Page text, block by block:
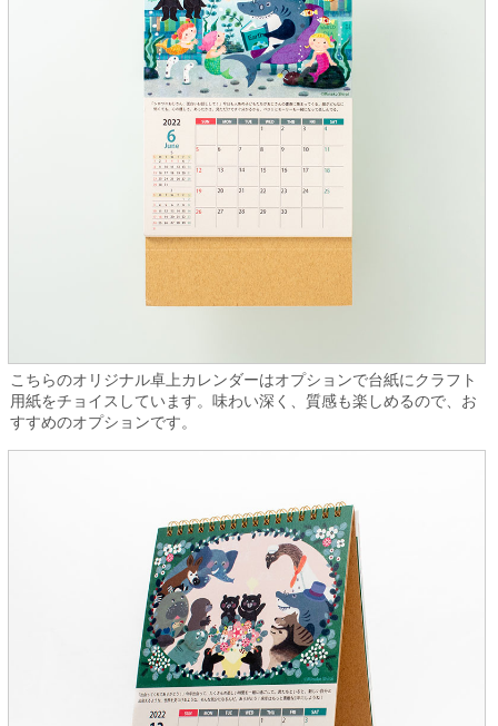
こちらのオリジナル卓上カレンダーはオプションで台紙にクラフト
用紙をチョイスしています。味わい深く、質感も楽しめるので、お
すすめのオプションです。